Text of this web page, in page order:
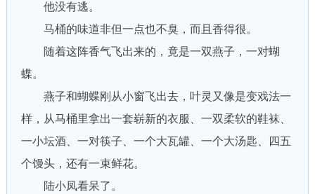
他没有逃。
马桶的味道非但一点也不臭，而且香得很。
随着这阵香气飞出来的，竟是一双燕子，一对蝴
蝶。
燕子和蝴蝶刚从小窗飞出去，叶灵又像是变戏法一
样，从马桶里拿出一套崭新的衣服、一双柔软的鞋袜、
一小坛酒、一对筷子、一个大瓦罐、一个大汤匙、四五
个馒头，还有一束鲜花。
陆小凤看呆了。